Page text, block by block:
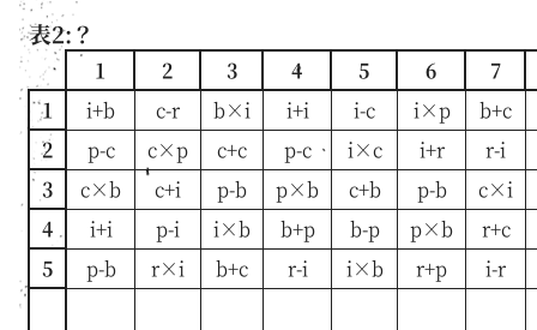
表2:？
1 2 3 4 5 6
7
1
i+b c-r b×i i+i i-c i×p
b+c
2
p-c c×p c+c p-c i×c i+r
r-i
3
c×b c+i p-b p×b c+b p-b
c×i
4
i+i p-i i×b b+p b-p p×b
r+c
5
p-b r×i b+c r-i i×b r+p i-r